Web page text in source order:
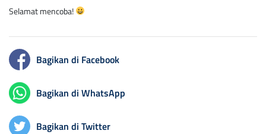
Selamat mencoba!
Bagikan di Facebook
Bagikan di WhatsApp
Bagikan di Twitter